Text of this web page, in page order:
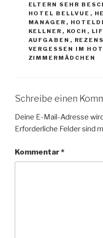
ELTERN SEHR
HOTEL BELLVUE ,
MANAGER ,
KELLNER , KOCH ,
AUFGABEN ,
VERGESSEN IM
ZIMMERMÄDCHEN
Schreibe einen
Deine E-Mail-Adresse
Erforderliche Felder sind
Kommentar*